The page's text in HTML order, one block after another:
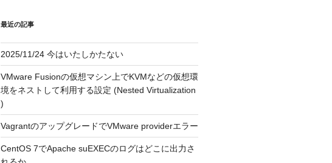
最近の記事
2025/11/24 今はいたしかたない
VMware Fusionの仮想マシン上でKVMなどの仮想環
境をネストして利用する設定 (Nested Virtualization
)
VagrantのアップグレードでVMware providerエラー
CentOS 7でApache suEXECのログはどこに出力さ